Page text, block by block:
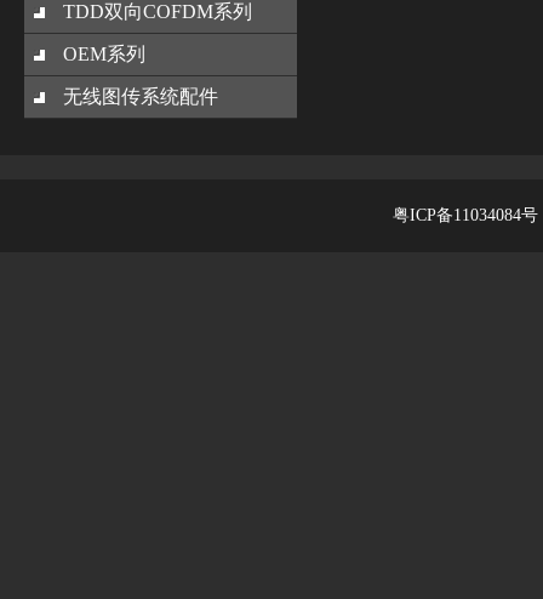
TDD双向COFDM系列
OEM系列
无线图传系统配件
粤ICP备11034084